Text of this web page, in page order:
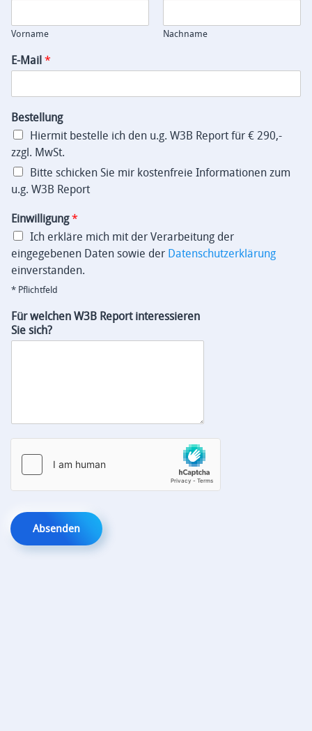
Vorname Nachname
E-Mail *
Bestellung
Hiermit bestelle ich den u.g. W3B Report für € 290,-
zzgl. MwSt.
Bitte schicken Sie mir kostenfreie Informationen zum
u.g. W3B Report
Einwilligung*
Ich erkläre mich mit der Verarbeitung der
eingegebenen Daten sowie der Datenschutzerklärung
einverstanden.
* Pflichtfeld
Für welchen W3B Report interessieren
Sie sich?
Absenden